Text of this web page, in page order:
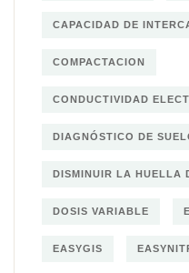
CAPACIDAD DE
COMPACTACION
CONDUCTIVIDAD
DIAGNÓSTICO DE
DISMINUIR LA HUELLA
DOSIS VARIABLE
EASYGIS